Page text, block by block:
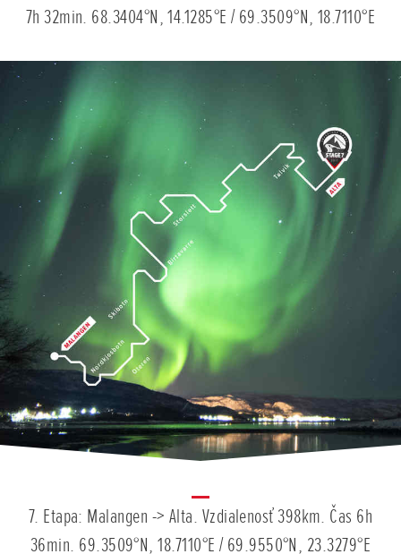
7h 32min. 68.3404°N, 14.1285°E / 69.3509°N, 18.7110°E
7. Etapa: Malangen -> Alta. Vzdialenosť 398km. Čas 6h
36min. 69.3509°N, 18.7110°E / 69.9550°N, 23.3279°E